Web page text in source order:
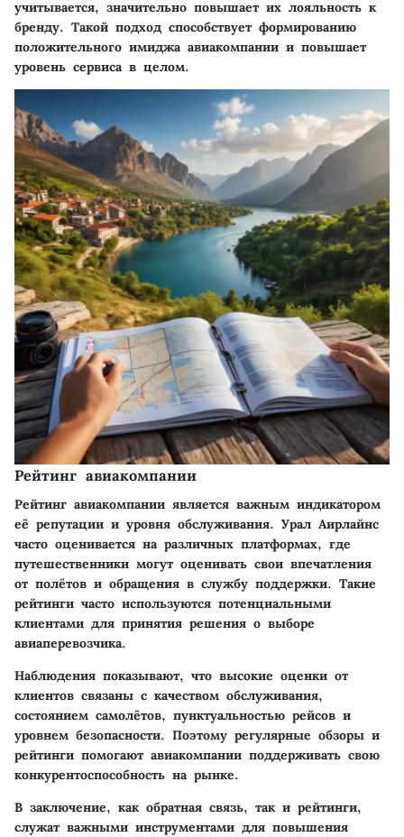
учитывается, значительно повышает их лояльность к
бренду. Такой подход способствует формированию
положительного имиджа авиакомпании и повышает
уровень сервиса в целом.
Рейтинг авиакомпании
Рейтинг авиакомпании является важным индикатором
её репутации и уровня обслуживания. Урал Аирлайнс
часто оценивается на различных платформах, где
путешественники могут оценивать свои впечатления
от полётов и обращения в службу поддержки. Такие
рейтинги часто используются потенциальными
клиентами для принятия решения о выборе
авиаперевозчика.
Наблюдения показывают, что высокие оценки от
клиентов связаны с качеством обслуживания,
состоянием самолётов, пунктуальностью рейсов и
уровнем безопасности. Поэтому регулярные обзоры и
рейтинги помогают авиакомпании поддерживать свою
конкурентоспособность на рынке.
В заключение, как обратная связь, так и рейтинги,
служат важными инструментами для повышения